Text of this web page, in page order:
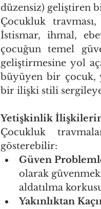
düzensiz) geliştiren
Çocukluk
İstismar, ihmal,
çocuğun temel
geliştirmesine yol
büyüyen bir çocuk,
bir ilişki stili
Yetişkinlik
Çocukluk
gösterebilir:
Güven
olarak
aldatılma
Yakınlıktan